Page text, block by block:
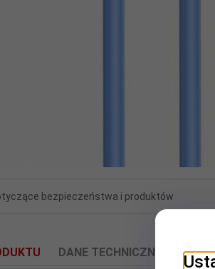
bezpieczeństwa i produktów
DANE TECHNICZNE